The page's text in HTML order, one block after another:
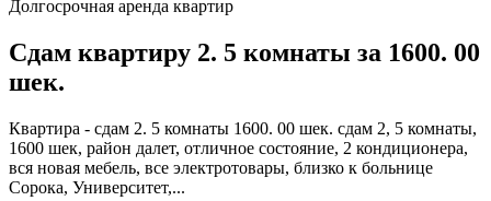
Долгосрочная аренда квартир
Сдам квартиру 2. 5 комнаты за 1600. 00
шек.
Квартира - сдам 2. 5 комнаты 1600. 00 шек. сдам 2, 5 комнаты,
1600 шек, район далет, отличное состояние, 2 кондиционера,
вся новая мебель, все электротовары, близко к больнице
Сорока, Университет,...